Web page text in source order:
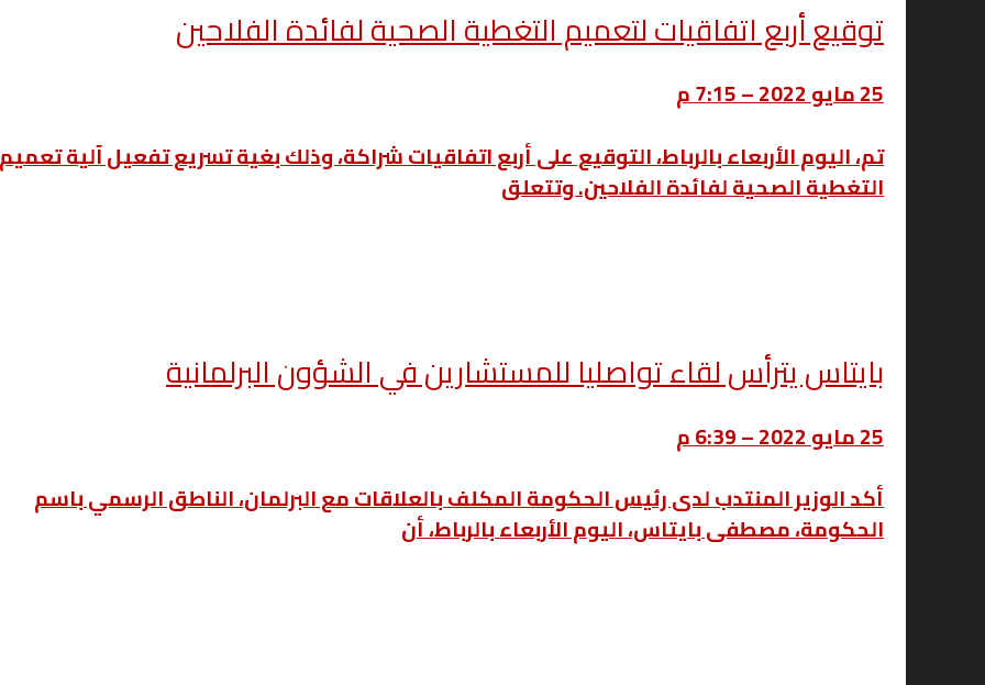
توقيع أربع اتفاقيات لتعميم التغطية الصحية لفائدة الفلاحين
25 مايو 2022 – 7:15 م
تم، اليوم الأربعاء بالرباط، التوقيع على أربع اتفاقيات شراكة، وذلك بغية تسريع تفعيل آلية تعميم
التغطية الصحية لفائدة الفلاحين. وتتعلق
بايتاس يترأس لقاء تواصليا للمستشارين في الشؤون البرلمانية
25 مايو 2022 – 6:39 م
أكد الوزير المنتدب لدى رئيس الحكومة المكلف بالعلاقات مع البرلمان، الناطق الرسمي باسم
الحكومة، مصطفى بايتاس، اليوم الأربعاء بالرباط، أن